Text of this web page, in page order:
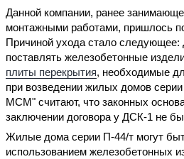
Данной компании, ранее
монтажными работами, пришлось
Причиной ухода стало следующее:
поставлять железобетонные
плиты перекрытия, необходимые
при возведении жилых домов
МСМ" считают, что законных
заключении договора у ДСК-1 не
Жилые дома серии П-44/т могут
использованием железобетонных